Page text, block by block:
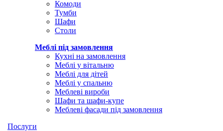
Комоди
Тумби
Шафи
Столи
Меблі під замовлення
Кухні на замовлення
Меблі у вітальню
Меблі для дітей
Меблі у спальню
Меблеві вироби
Шафи та шафи-купе
Меблеві фасади під замовлення
Послуги